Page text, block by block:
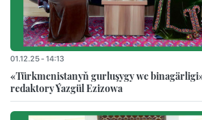
01.12.25 - 14:13
«Türkmenistanyň gurluşygy we
redaktory Ýazgül Ezizowa